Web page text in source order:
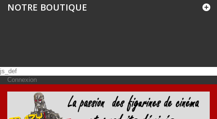
NOTRE BOUTIQUE
js_def
Connexion